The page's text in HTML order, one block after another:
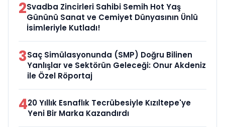
2Svadba Zincirleri Sahibi Semih Hot Yaş
Gününü Sanat ve Cemiyet Dünyasının Ünlü
İsimleriyle Kutladı!
3Saç Simülasyonunda (SMP) Doğru Bilinen
Yanlışlar ve Sektörün Geleceği: Onur Akdeniz
ile Özel Röportaj
420 Yıllık Esnaflık Tecrübesiyle Kızıltepe'ye
Yeni Bir Marka Kazandırdı